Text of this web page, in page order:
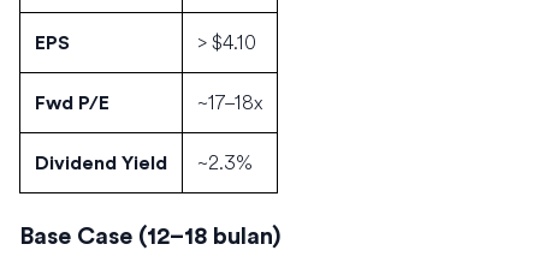
EPS > $4.10
Fwd P/E ~17–18x
Dividend Yield ~2.3%
Base Case (12–18 bulan)